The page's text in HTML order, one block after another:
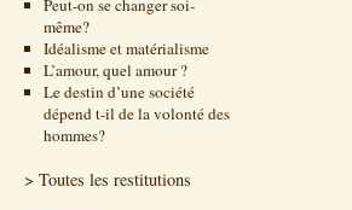
Peut-on se changer soi-
même?
Idéalisme et matérialisme
L’amour, quel amour ?
Le destin d’une société
dépend t-il de la volonté des
hommes?
> Toutes les restitutions